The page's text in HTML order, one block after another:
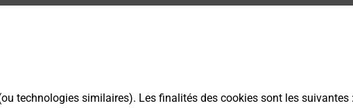
technologies similaires). Les finalités des cookies sont les suivantes :